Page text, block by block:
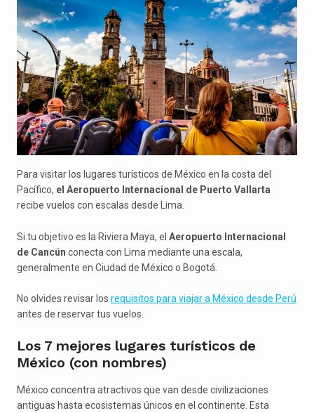
Para visitar los lugares turísticos de México en la costa del
Pacífico, el Aeropuerto Internacional de Puerto Vallarta
recibe vuelos con escalas desde Lima.
Si tu objetivo es la Riviera Maya, el Aeropuerto Internacional
de Cancún conecta con Lima mediante una escala,
generalmente en Ciudad de México o Bogotá.
No olvides revisar los requisitos para viajar a México desde Perú
antes de reservar tus vuelos.
Los 7 mejores lugares turísticos de
México (con nombres)
México concentra atractivos que van desde civilizaciones
antiguas hasta ecosistemas únicos en el continente. Esta